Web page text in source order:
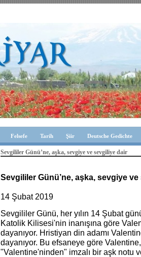
Felsefe Tarih Şiir Deutsche Gedichte
Sevgililer Günü’ne, aşka, sevgiye ve sevgiliye dair
Sevgililer Günü’ne, aşka, sevgiye
14 Şubat 2019
Sevgililer Günü, her yılın 14 Şubat
Katolik Kilisesi'nin inanışına göre
dayanıyor. Hristiyan din adamı
dayanıyor. Bu efsaneye göre
"Valentine'ninden" imzalı bir aşk notu